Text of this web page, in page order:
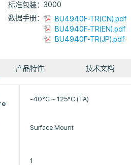
标准包装：3000
数据手册：
BU4940F-TR(CN).pdf
BU4940F-TR(EN).pdf
BU4940F-TR(JP).pdf
产品特性 技术文档
-40°C ~ 125°C (TA)
Surface Mount
1